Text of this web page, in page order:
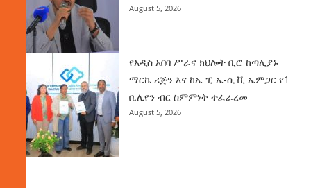
August 5, 2026
የአዲስ አበባ ሥራና ክህሎት ቢሮ ከጣሊያኑ
ማርኬ ሪጅን እና ከኤ ፒ ኤ-ሲ ቪ ኤምጋር የ1
ቢሊየን ብር ስምምነት ተፈራረመ
August 5, 2026